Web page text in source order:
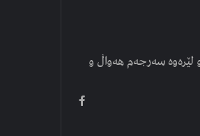
لێرەوە سەرجەم هەواڵ و